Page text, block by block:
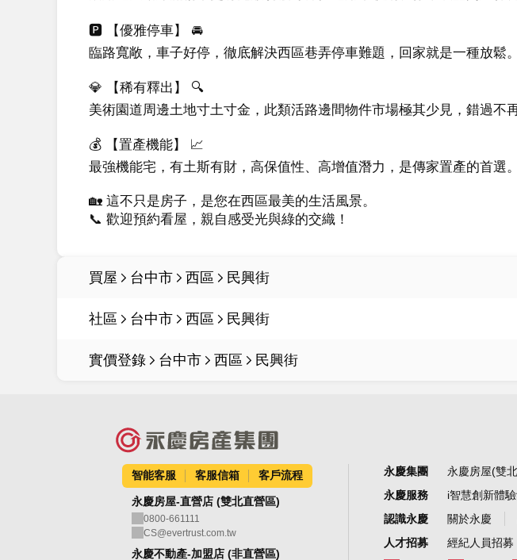
🅿️ 【優雅停車】 🚘
臨路寬敞，車子好停，徹底解決西區巷弄停車難題，回家就是一種放鬆。
💎 【稀有釋出】 🔍
美術園道周邊土地寸土寸金，此類活路邊間物件市場極其少見，錯過不再
💰 【置產機能】 📈
最強機能宅，有土斯有財，高保值性、高增值潛力，是傳家置產的首選。
🏡 這不只是房子，是您在西區最美的生活風景。
📞 歡迎預約看屋，親自感受光與綠的交織！
買屋 台中市 西區 民興街
社區 台中市 西區 民興街
實價登錄 台中市 西區 民興街
智能客服 客服信箱 客戶流程
永慶房屋-直營店 (雙北直營區)
0800-661111
CS@evertrust.com.tw
永慶不動產-加盟店 (非直營區)
永慶集團 永慶房屋(雙
永慶服務
i智慧創新體
認識永慶
關於永慶
人才招募
經紀人員招募